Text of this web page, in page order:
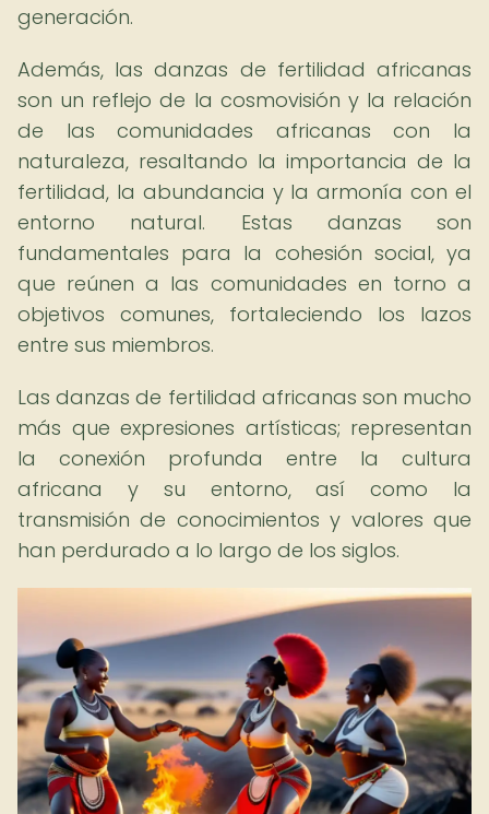
generación.
Además, las danzas de fertilidad africanas
son un reflejo de la cosmovisión y la relación
de las comunidades africanas con la
naturaleza, resaltando la importancia de la
fertilidad, la abundancia y la armonía con el
entorno natural. Estas danzas son
fundamentales para la cohesión social, ya
que reúnen a las comunidades en torno a
objetivos comunes, fortaleciendo los lazos
entre sus miembros.
Las danzas de fertilidad africanas son mucho
más que expresiones artísticas; representan
la conexión profunda entre la cultura
africana y su entorno, así como la
transmisión de conocimientos y valores que
han perdurado a lo largo de los siglos.